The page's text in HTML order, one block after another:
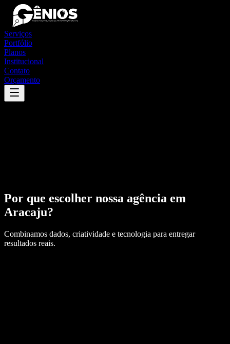
Serviços
Portfólio
Planos
Institucional
Contato
Orçamento
Por que escolher nossa agência em
Aracaju?
Combinamos dados, criatividade e tecnologia para entregar
resultados reais.